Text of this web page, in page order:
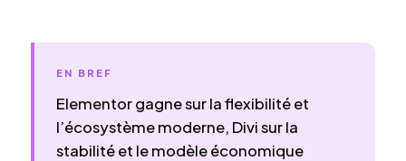
EN BREF
Elementor gagne sur la flexibilité et
l’écosystème moderne, Divi sur la
stabilité et le modèle économique